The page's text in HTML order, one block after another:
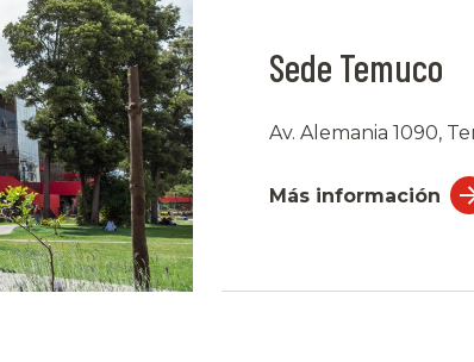
Sede Temuco
Av. Alemania 1090,
Más información